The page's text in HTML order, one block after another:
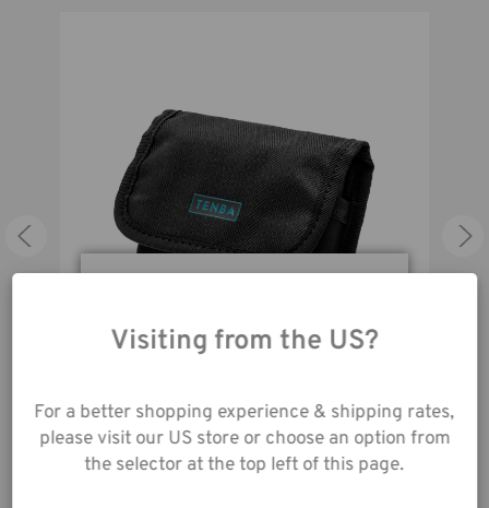
17,00€
unserer Website
stimmen Sie der
unserer
Datenschutzrichtlinie
zu.
Visiting from the US?
For a better shopping experience & shipping rates,
please visit our US store or choose an option from
the selector at the top left of this page.